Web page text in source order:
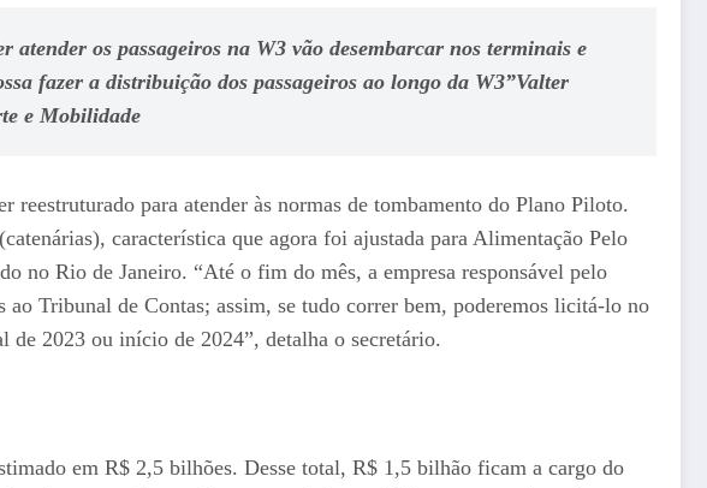
atender os passageiros na W3 vão desembarcar nos terminais e
fazer a distribuição dos passageiros ao longo da W3”Valter
e Mobilidade
reestruturado para atender às normas de tombamento do Plano Piloto.
característica que agora foi ajustada para Alimentação Pelo
no Rio de Janeiro. “Até o fim do mês, a empresa responsável pelo
ao Tribunal de Contas; assim, se tudo correr bem, poderemos licitá-lo no
de 2023 ou início de 2024”, detalha o secretário.
em R$ 2,5 bilhões. Desse total, R$ 1,5 bilhão ficam a cargo do